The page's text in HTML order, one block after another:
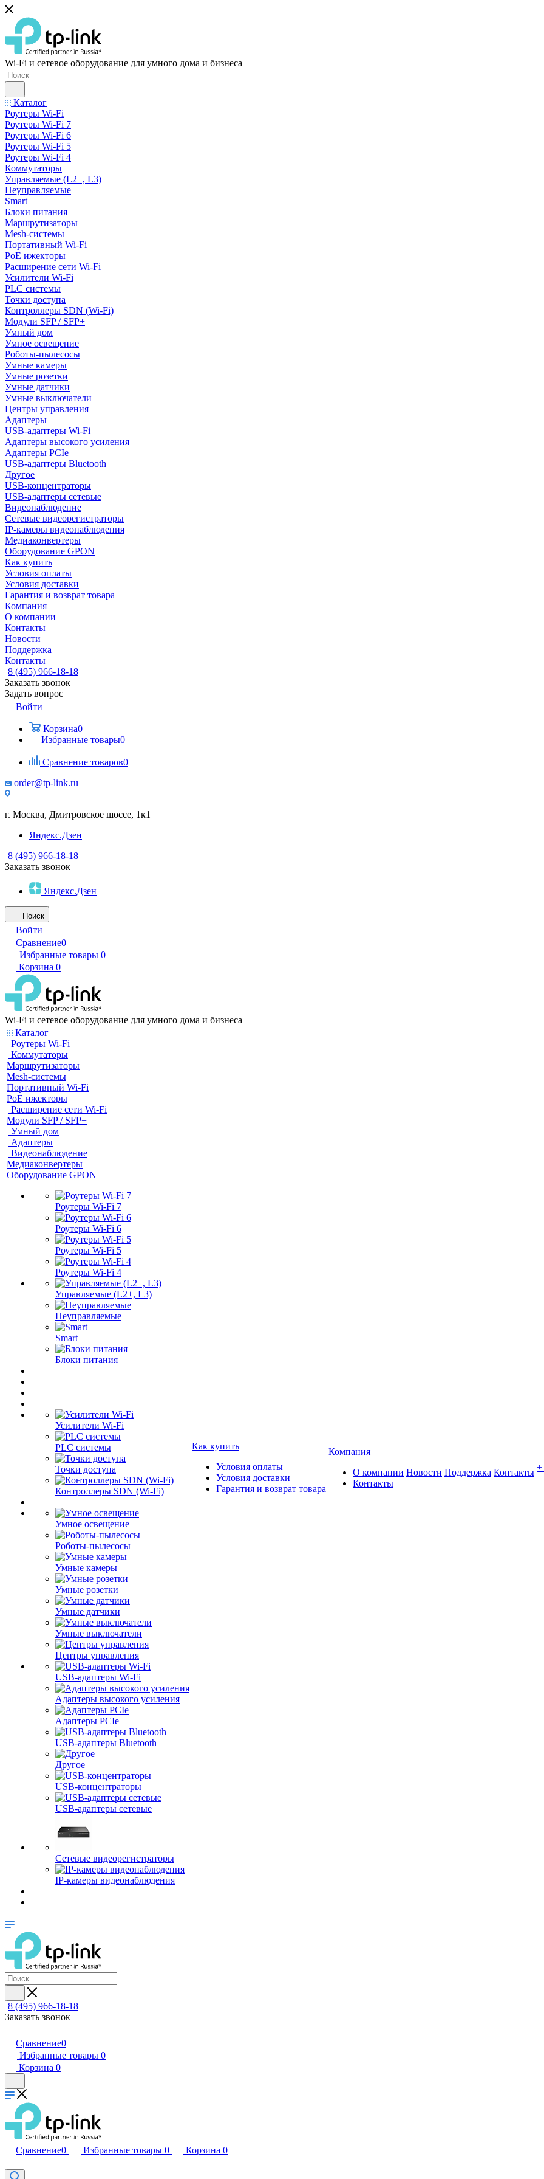
Wi-Fi и сетевое оборудование для умного дома и бизнеса
Каталог
Роутеры Wi-Fi
Роутеры Wi-Fi 7
Роутеры Wi-Fi 6
Роутеры Wi-Fi 5
Роутеры Wi-Fi 4
Коммутаторы
Управляемые (L2+, L3)
Неуправляемые
Smart
Блоки питания
Маршрутизаторы
Mesh-системы
Портативный Wi-Fi
PoE ижекторы
Расширение сети Wi‑Fi
Усилители Wi-Fi
PLC системы
Точки доступа
Контроллеры SDN (Wi-Fi)
Модули SFP / SFP+
Умный дом
Умное освещение
Роботы-пылесосы
Умные камеры
Умные розетки
Умные датчики
Умные выключатели
Центры управления
Адаптеры
USB-адаптеры Wi-Fi
Адаптеры высокого усиления
Адаптеры PCIe
USB-адаптеры Bluetooth
Другое
USB-концентраторы
USB-адаптеры сетевые
Видеонаблюдение
Сетевые видеорегистраторы
IP-камеры видеонаблюдения
Медиаконвертеры
Оборудование GPON
Как купить
Условия оплаты
Условия доставки
Гарантия и возврат товара
Компания
О компании
Контакты
Новости
Поддержка
Контакты
8 (495) 966-18-18
Заказать звонок
Задать вопрос
Войти
Корзина0
Избранные товары0
Сравнение товаров0
order@tp-link.ru
г. Москва, Дмитровское шоссе, 1к1
Яндекс.Дзен
8 (495) 966-18-18
Заказать звонок
Яндекс.Дзен
Поиск
Войти
Сравнение0
Избранные товары 0
Корзина 0
Wi-Fi и сетевое оборудование для умного дома и бизнеса
Каталог
Роутеры Wi-Fi
Коммутаторы
Маршрутизаторы
Mesh-системы
Портативный Wi-Fi
PoE ижекторы
Расширение сети Wi‑Fi
Модули SFP / SFP+
Умный дом
Адаптеры
Видеонаблюдение
Медиаконвертеры
Оборудование GPON
Роутеры Wi-Fi 7
Роутеры Wi-Fi 6
Роутеры Wi-Fi 5
Роутеры Wi-Fi 4
Управляемые (L2+, L3)
Неуправляемые
Smart
Блоки питания
Усилители Wi-Fi
PLC системы
Точки доступа
Контроллеры SDN (Wi-Fi)
Умное освещение
Роботы-пылесосы
Умные камеры
Умные розетки
Умные датчики
Умные выключатели
Центры управления
USB-адаптеры Wi-Fi
Адаптеры высокого усиления
Адаптеры PCIe
USB-адаптеры Bluetooth
Другое
USB-концентраторы
USB-адаптеры сетевые
Сетевые видеорегистраторы
IP-камеры видеонаблюдения
Как купить
Условия оплаты
Условия доставки
Гарантия и возврат товара
Компания
О компании
Контакты
Новости Поддержка Контакты
8 (495) 966-18-18
Заказать звонок
Сравнение0
Избранные товары 0
Корзина 0
Сравнение0 Избранные товары 0 Корзина 0